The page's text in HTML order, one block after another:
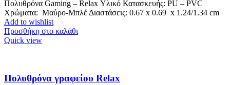
Πολυθρόνα Gaming – Relax Υλικό Κατασκευής: PU – PVC
Χρώματα: Μαύρο-Μπλέ Διαστάσεις: 0.67 x 0.69 x 1.24/1.34 cm
Add to wishlist
Προσθήκη στο καλάθι
Quick view
Πολυθρόνα γραφείου Relax